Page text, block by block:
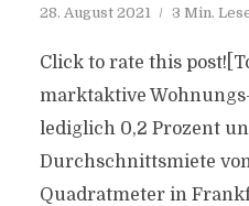
28. August 2021 3 Min.
Click to rate this
marktaktive
lediglich 0,2 Prozent
Durchschnittsmiete
Quadratmeter in